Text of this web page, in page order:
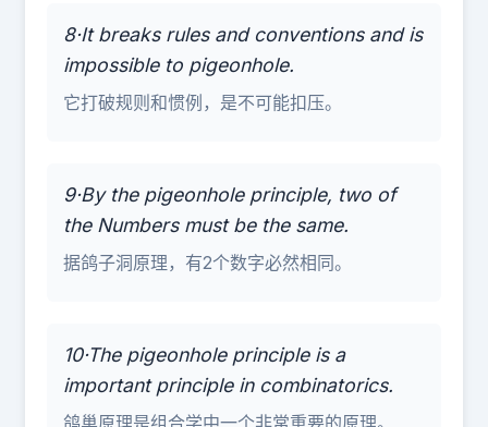
8·It breaks rules and conventions and is
impossible to pigeonhole.
它打破规则和惯例，是不可能扣压。
9·By the pigeonhole principle, two of
the Numbers must be the same.
据鸽子洞原理，有2个数字必然相同。
10·The pigeonhole principle is a
important principle in combinatorics.
鸽巢原理是组合学中一个非常重要的原理。